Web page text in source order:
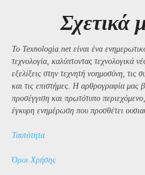
Σχετικά
Το Texnologia.net είναι ένα
τεχνολογία, καλύπτοντας τεχνολογικά
εξελίξεις στην τεχνητή νοημοσύνη, τις
και τις επιστήμες. Η αρθρογραφία μας
προσέγγιση και πρωτότυπο
έγκυρη ενημέρωση που προσθέτει
Ταυτότητα
Όροι Χρήσης